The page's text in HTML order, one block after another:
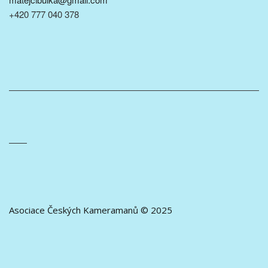
+420 777 040 378
Asociace Českých Kameramanů © 2025